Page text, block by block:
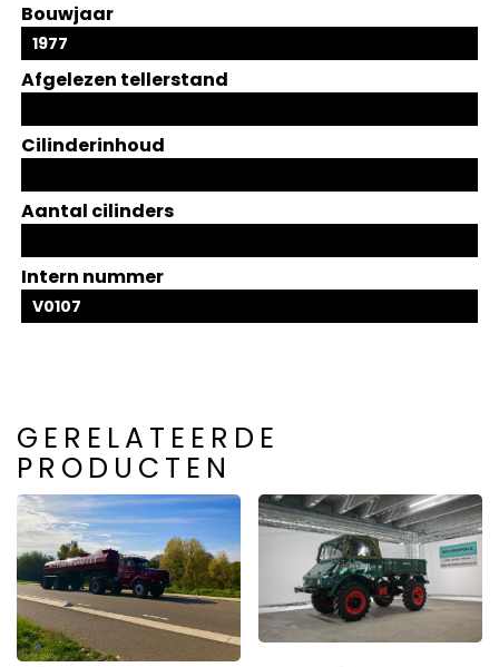
Bouwjaar
1977
Afgelezen tellerstand
Cilinderinhoud
Aantal cilinders
Intern nummer
V0107
GERELATEERDE
PRODUCTEN